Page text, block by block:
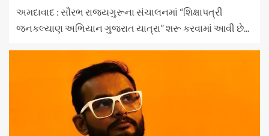
અમદાવાદ : સૌરભ રાજ્યગુરૂના સંચાલનમાં “શિક્ષાપત્રી
જનકલ્યાણ અભિયાન ગુજરાત યાત્રા” શરૂ કરવામાં આવી છે...